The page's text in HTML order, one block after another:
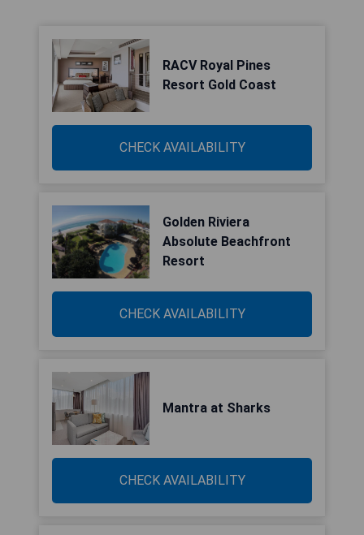
RACV Royal Pines
Resort Gold Coast
CHECK AVAILABILITY
Golden Riviera
Absolute Beachfront
Resort
CHECK AVAILABILITY
Mantra at Sharks
CHECK AVAILABILITY